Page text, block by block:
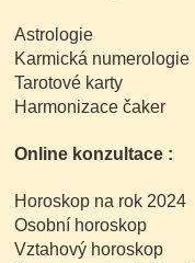
Astrologie
Karmická numerologie
Tarotové karty
Harmonizace čaker
Online konzultace :
Horoskop na rok 2024
Osobní horoskop
Vztahový horoskop